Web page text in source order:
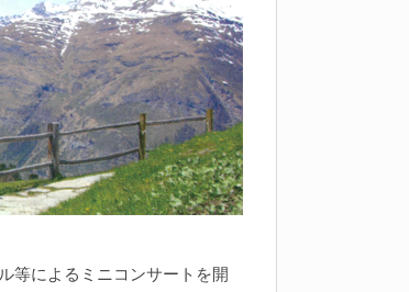
等によるミニコンサートを開